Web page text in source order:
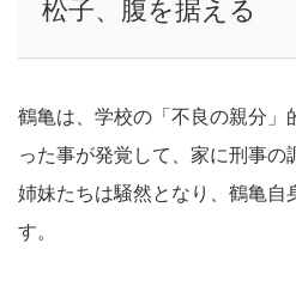
松子、腹を据える
鶴亀は、学校の「不良の親分」
った事が発覚して、家に刑事の
姉妹たちは騒然となり、鶴亀自
す。